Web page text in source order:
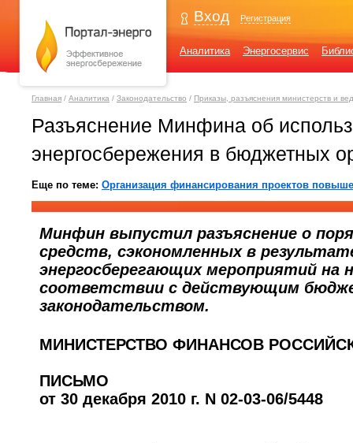
Вход Регистрация
Аналитика Энергосервис
Главная / Аналитика / Законодательство / Приказы, разъяснения министерств и
Разъяснение Минфина об
энергосбережения в бюджетных
Еще по теме: Организация финансирования проектов
Минфин выпустил разъяснение о
средств, сэкономленных в
энергосберегающих мероприятий на
соответствии с действующим
законодательством.
МИНИСТЕРСТВО ФИНАНСОВ
ПИСЬМО
от 30 декабря 2010 г. N 02-03-06/5448